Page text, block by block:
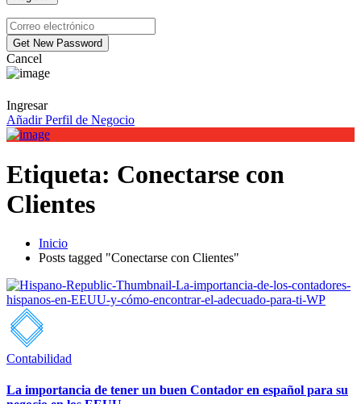
Cancel
Ingresar
Añadir Perfil de Negocio
Etiqueta: Conectarse con
Clientes
Inicio
Posts tagged "Conectarse con Clientes"
Contabilidad
La importancia de tener un buen Contador en español para su